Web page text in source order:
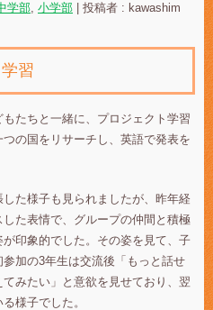
学部, 小学部
投稿者 : kawashim
習
たちと一緒に、プロジェクト学習
の国をリサーチし、英語で発表を
た様子も見られましたが、昨年経
た表情で、グループの仲間と積極
印象的でした。その姿を見て、子
加の3年生は交流後「もっと話せ
みたい」と意欲を見せており、翌
様子でした。